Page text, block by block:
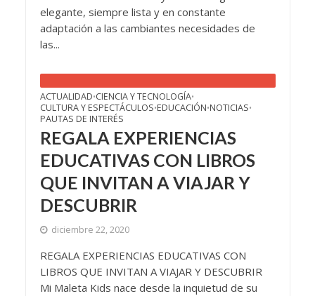
elegante, siempre lista y en constante
adaptación a las cambiantes necesidades de
las...
ACTUALIDAD•CIENCIA Y TECNOLOGÍA•
CULTURA Y ESPECTÁCULOS•EDUCACIÓN•NOTICIAS•
PAUTAS DE INTERÉS
REGALA EXPERIENCIAS
EDUCATIVAS CON LIBROS
QUE INVITAN A VIAJAR Y
DESCUBRIR
diciembre 22, 2020
REGALA EXPERIENCIAS EDUCATIVAS CON
LIBROS QUE INVITAN A VIAJAR Y DESCUBRIR
Mi Maleta Kids nace desde la inquietud de su